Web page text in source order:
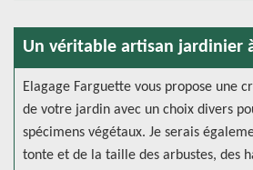
Un véritable artisan jardinier
Elagage Farguette vous propose une
de votre jardin avec un choix divers
spécimens végétaux. Je serais
tonte et de la taille des arbustes, des